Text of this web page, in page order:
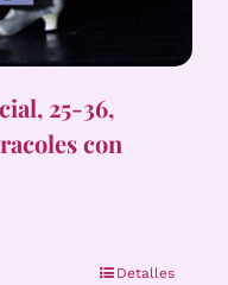
25-36,
con
Detalles